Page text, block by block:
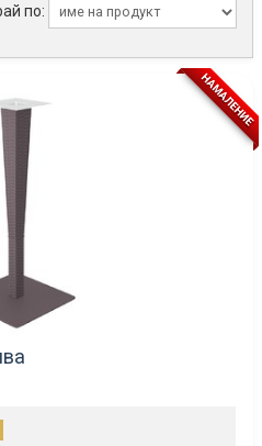
по:
НАМАЛЕНИЕ